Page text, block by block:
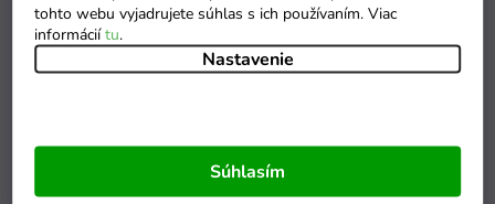
tohto webu vyjadrujete súhlas s ich používaním. Viac
informáciítu.
Nastavenie
Súhlasím